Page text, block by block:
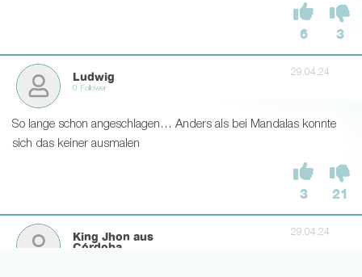
6 3
Ludwig
0 Follower
29.04.24
So lange schon angeschlagen… Anders als bei Mandalas konnte
sich das keiner ausmalen
3 21
King Jhon aus
Córdoba
29.04.24